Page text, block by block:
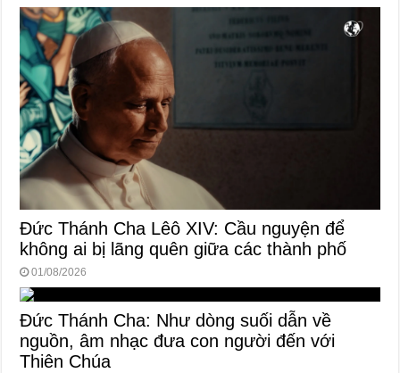
Đức Thánh Cha Lêô XIV: Cầu nguyện để
không ai bị lãng quên giữa các thành phố
01/08/2026
Đức Thánh Cha: Như dòng suối dẫn về
nguồn, âm nhạc đưa con người đến với
Thiên Chúa